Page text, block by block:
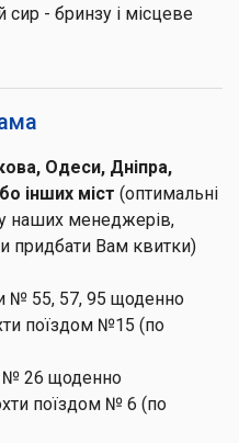
- бринзу і місцеве
Одеси, Дніпра,
інших міст (оптимальні
у наших менеджерів,
Вам квитки)
№ 55, 57, 95 щоденно
поїздом №15 (по
№ 26 щоденно
поїздом № 6 (по